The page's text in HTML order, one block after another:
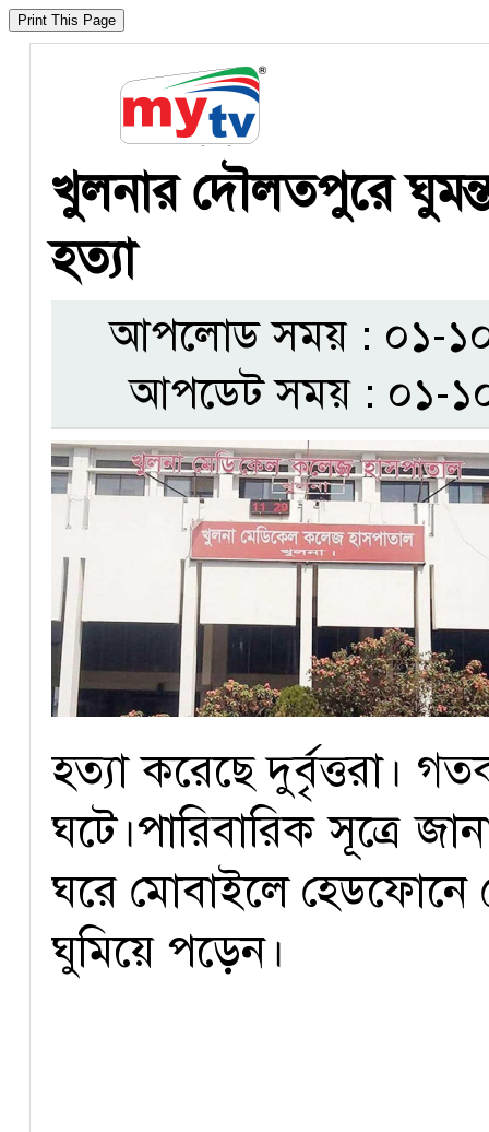
খুলনার দৌলতপুরে
হত্যা
আপলোড সময় : ০১-
আপডেট সময় : ০১-
হত্যা করেছে দুর্বৃত্তরা।
ঘটে।পারিবারিক সূত্রে
ঘরে মোবাইলে হেডফোনে
ঘুমিয়ে পড়েন।